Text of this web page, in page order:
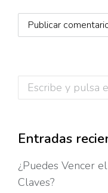
Publicar
Buscar:
Entradas
¿Puedes Vencer
Claves?